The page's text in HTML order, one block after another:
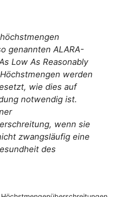
genannten ALARA-
Low As Reasonably
werden
wie dies auf
notwendig ist.
wenn sie
zwangsläufig eine
des